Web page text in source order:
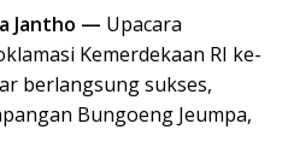
Jantho — Upacara
Kemerdekaan RI ke-
berlangsung sukses,
Bungoeng Jeumpa,